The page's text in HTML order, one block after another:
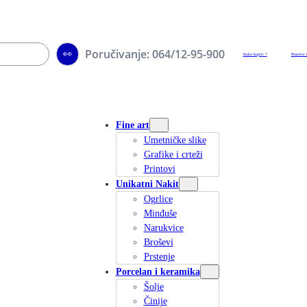
👀 Poručivanje: 064/12-95-900 Kako kupiti ? Posetite
Fine art
Umetničke slike
Grafike i crteži
Printovi
Unikatni Nakit
Ogrlice
Minđuše
Narukvice
Broševi
Prstenje
Porcelan i keramika
Šolje
Činije